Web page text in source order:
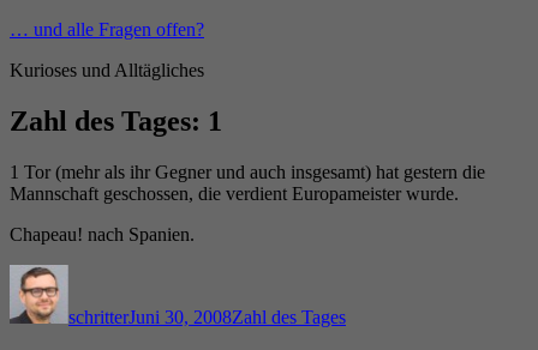
Zum
springen
… und alle Fragen offen?
Kurioses und Alltägliches
Zahl des Tages: 1
1 Tor (mehr als ihr Gegner und auch insgesamt) hat gestern die
Mannschaft geschossen, die verdient Europameister wurde.
Chapeau! nach Spanien.
schritterJuni 30, 2008Zahl des Tages